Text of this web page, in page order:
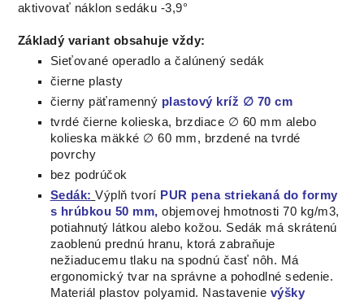
aktivovať náklon sedáku -3,9°
Základý variant obsahuje vždy:
Sieťované operadlo a čalúnený sedák
čierne plasty
čierny päťramenný plastový kríž ∅ 70 cm
tvrdé čierne kolieska, brzdiace ∅ 60 mm alebo
kolieska mäkké ∅ 60 mm, brzdené na tvrdé
povrchy
bez podrúčok
Sedák: Výplň tvorí PUR pena striekaná do formy
s hrúbkou 50 mm, objemovej hmotnosti 70 kg/m3,
potiahnutý látkou alebo kožou. Sedák má skrátenú
zaoblenú prednú hranu, ktorá zabraňuje
nežiaducemu tlaku na spodnú časť nôh. Má
ergonomický tvar na správne a pohodlné sedenie.
Materiál plastov polyamid. Nastavenie výšky